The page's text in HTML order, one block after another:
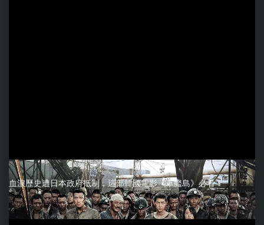
血淚歷史遭日本政府抵制，這部韓國電影《軍艦島》必看！